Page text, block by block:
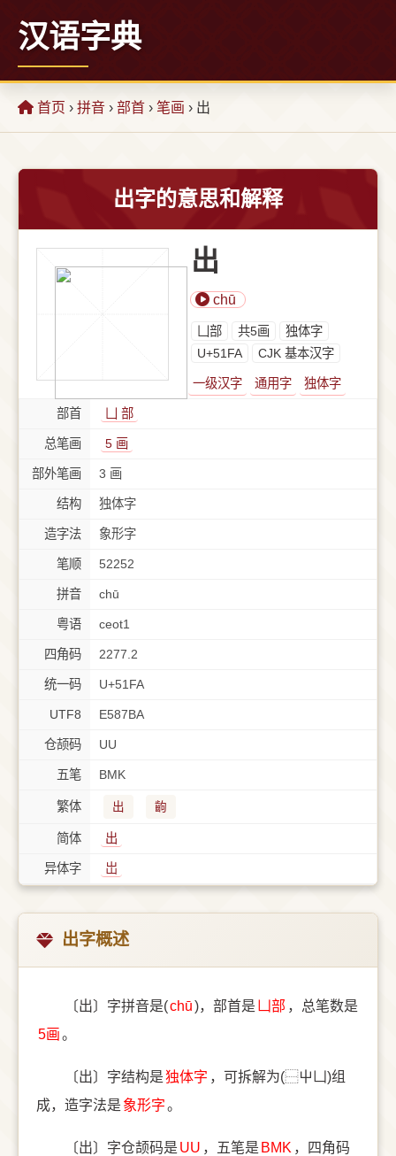
汉语字典
首页 › 拼音 › 部首 › 笔画 › 出
出字的意思和解释
出
chū
⼐部 共5画
独体字
U+51FA
CJK 基本汉字
一级汉字 通用字 独体字
部首 ⼐ 部
总笔画 5 画
部外笔画 3 画
结构 独体字
造字法 象形字
笔顺 52252
拼音 chū
粤语 ceot1
四角码 2277.2
统一码 U+51FA
UTF8 E587BA
仓颉码 UU
五笔 BMK
繁体 出 齣
简体 出
异体字 岀
出字概述
〔出〕字拼音是(chū)，部首是 ⼐部 ，总笔数是
5画。
〔出〕字结构是独体字 ，可拆解为(⿱屮凵)组
成，造字法是 象形字。
〔出〕字仓颉码是 UU ，五笔是 BMK ，四角码